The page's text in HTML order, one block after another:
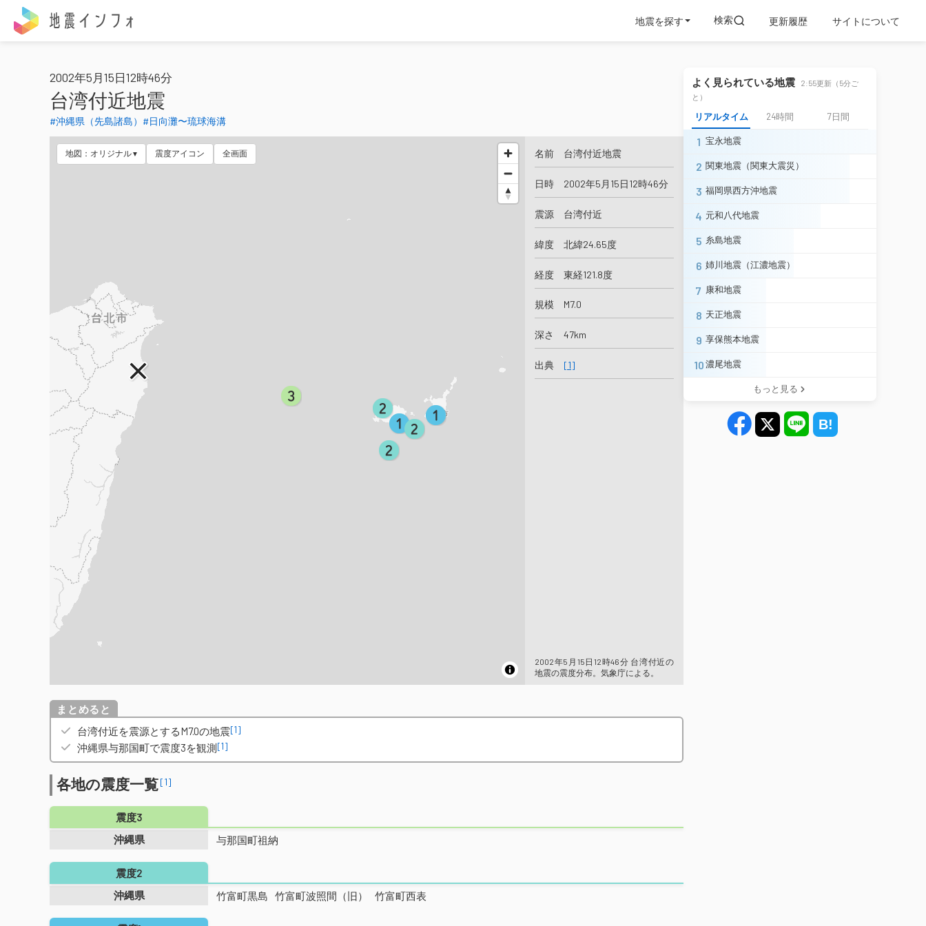
地震を探す 検索 更新履歴 サイトについて
2002年5月15日12時46分
台湾付近地震
#沖縄県（先島諸島） #日向灘〜琉球海溝
地図：オリジナル 震度アイコン 全画面 名前 台湾付近地震
日時 2002年5月15日12時46分
震源 台湾付近
緯度 北緯24.65度
経度 東経121.8度
規模 M7.0
深さ 47km
出典 [1]
2002年5月15日12時46分 台湾付近の
地震の震度分布。気象庁による。
概要
台湾付近を震源とするM7.0の地震[1]
沖縄県与那国町で震度3を観測[1]
各地の震度一覧[1]
震度3
沖縄県
与那国町祖納
震度2
沖縄県
竹富町黒島 竹富町波照間（旧） 竹富町西表
よく見られている地震
2:55更新（5分ご
と）
リアルタイム 24時間 7日間
1 宝永地震
2 関東地震（関東大震災）
3 福岡県西方沖地震
4 元和八代地震
5 糸島地震
6 姉川地震（江濃地震）
7 康和地震
8 天正地震
9 享保熊本地震
10濃尾地震
もっと見る